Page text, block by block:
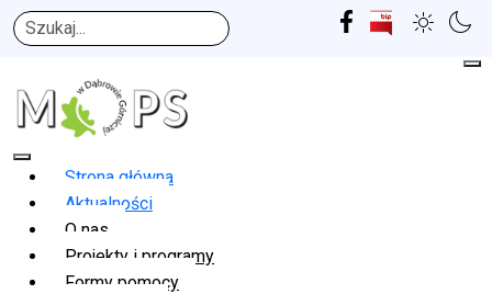
Szukaj
Strona główna
Aktualności
O nas
Projekty i programy
Formy pomocy